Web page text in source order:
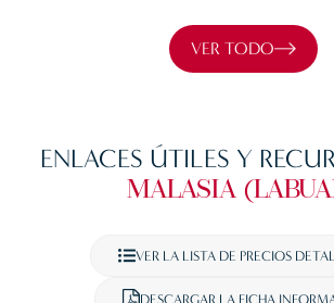
VER TODO
ENLACES ÚTILES Y
MALASIA
VER LA LISTA DE PRECIOS
DESCARGAR LA FICHA